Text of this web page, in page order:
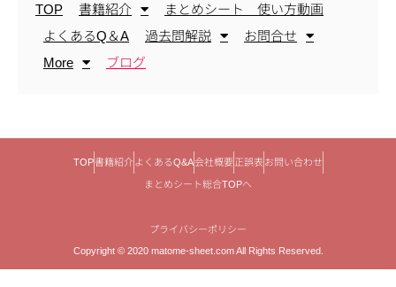
TOP 書籍紹介
まとめシート 使い方動画
よくあるQ＆A
過去問解説
お問合せ
More
ブログ
TOP 書籍紹介 よくあるQ&A 会社概要 正誤表 お問い合わせ
まとめシート総合TOPへ
プライバシーポリシー
Copyright © 2020 matome-sheet.com All Rights Reserved.